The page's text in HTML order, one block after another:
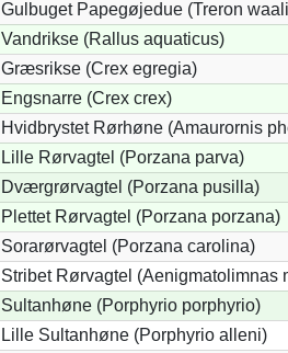
Gulbuget Papegøjedue (Treron
Vandrikse (Rallus aquaticus)
Græsrikse (Crex egregia)
Engsnarre (Crex crex)
Hvidbrystet Rørhøne (Amaurornis
Lille Rørvagtel (Porzana parva)
Dværgrørvagtel (Porzana pusilla)
Plettet Rørvagtel (Porzana porzana)
Sorarørvagtel (Porzana carolina)
Stribet Rørvagtel (Aenigmatolimnas
Sultanhøne (Porphyrio porphyrio)
Lille Sultanhøne (Porphyrio alleni)